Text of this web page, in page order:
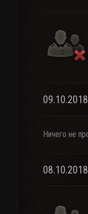
Ничего не
08.10.2018